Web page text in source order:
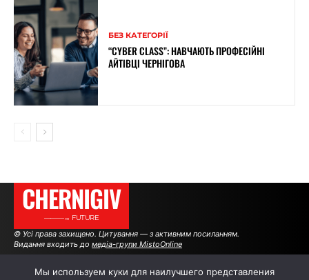
БЕЗ КАТЕГОРІЇ
“CYBER CLASS”: НАВЧАЮТЬ ПРОФЕСІЙНІ
АЙТІВЦІ ЧЕРНІГОВА
CHERNIGIV
———→ FUTURE
© Усі права захищено. Цитування — з активним посиланням.
Видання входить до медіа-групи MistoOnline
Мы используем куки для наилучшего представления